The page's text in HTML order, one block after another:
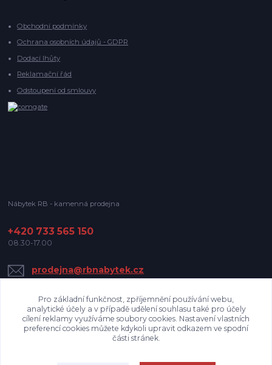
Obchodní podmínky
Ochrana osobních údajů - GDPR
Dodací lhůty
Reklamační řád
Odstoupení od smlouvy
Nábytek RB - kamenná prodejna
+420 733 565 150
08.30-17.00
prodejna@rbnabytek.cz
Pro základní funkčnost, zpříjemnění používání webu,
analytické účely a v případě udělení souhlasu také pro účely
cílení reklamy využíváme soubory cookies. Nastavení vlastních
preferencí cookies můžete kdykoli upravit odkazem ve spodní
části stránek.